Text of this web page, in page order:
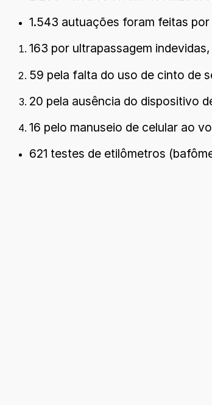
1.543 autuações foram feitas
163 por ultrapassagem indevidas,
59 pela falta do uso de cinto de
20 pela ausência do dispositivo
16 pelo manuseio de celular ao
621 testes de etilômetros